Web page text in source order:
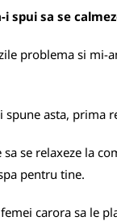
i spui sa se
problema si mi-
asta, prima
se relaxeze la
pentru tine.
carora sa le